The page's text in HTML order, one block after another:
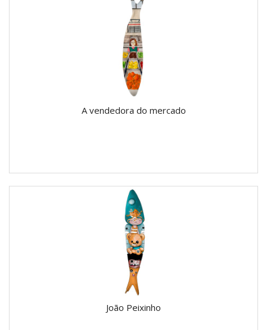
A vendedora do mercado
João Peixinho